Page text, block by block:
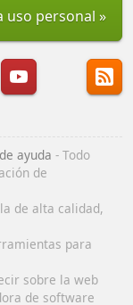
uso personal
ayuda - Todo
de
de alta calidad,
para
sobre la web
de software